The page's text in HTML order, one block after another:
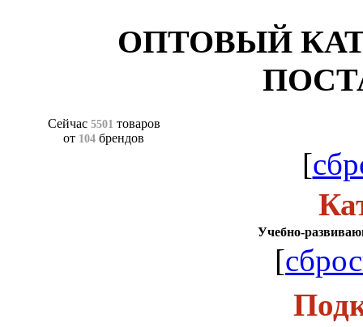
ОПТОВЫЙ
Сейчас 5501 товаров
от 104 брендов
[
Учебно-
[